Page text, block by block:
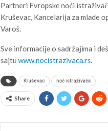
Partneri Evropske noći
Kruševac, Kancelarija za mlade
Varoš.
Sve informacije o sadržajima i
sajtu www.nocistrazivaca.rs.
Kruševac noć istraživača
Share